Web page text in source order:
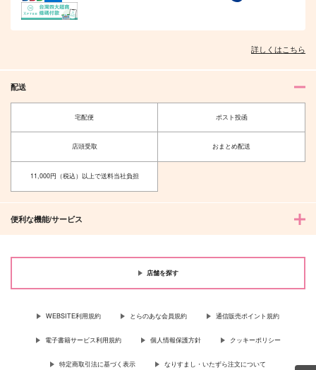
詳しくはこちら
配送
宅配便 ポスト投函
店頭受取 おまとめ配送
11,000円（税込）以上で送料当社負担
便利な機能/サービス
店舗を探す
WEBSITE利用規約 とらのあな会員規約 通信販売ポイント規約
電子書籍サービス利用規約 個人情報保護方針 クッキーポリシー
特定商取引法に基づく表示 なりすまし・いたずら注文について